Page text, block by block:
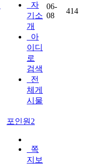
자
기소
개
아
이디
로
검색
전
체게
시물
06-
08
414
포인원2
쪽
지보